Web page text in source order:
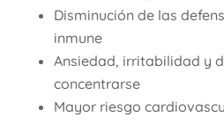
Disminución de las
inmune
Ansiedad, irritabilidad y
concentrarse
Mayor riesgo